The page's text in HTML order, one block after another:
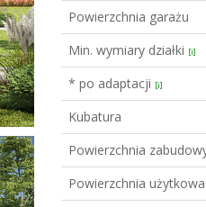
Powierzchnia garażu
Min. wymiary działki [i]
* po adaptacji [i]
Kubatura
Powierzchnia
Powierzchnia użytkowa